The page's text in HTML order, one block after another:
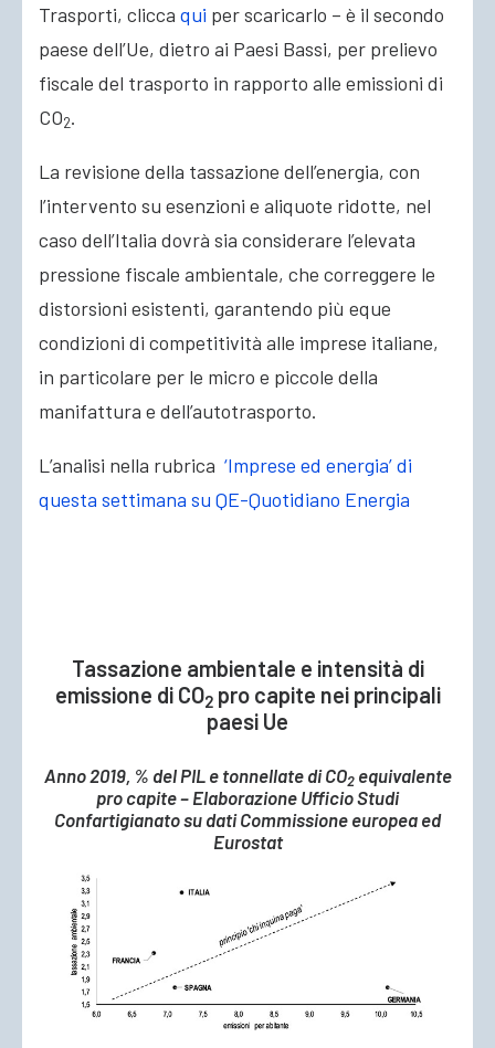
Trasporti, clicca qui per scaricarlo – è il secondo
paese dell’Ue, dietro ai Paesi Bassi, per prelievo
fiscale del trasporto in rapporto alle emissioni di
CO2.
La revisione della tassazione dell’energia, con
l’intervento su esenzioni e aliquote ridotte, nel
caso dell’Italia dovrà sia considerare l’elevata
pressione fiscale ambientale, che correggere le
distorsioni esistenti, garantendo più eque
condizioni di competitività alle imprese italiane,
in particolare per le micro e piccole della
manifattura e dell’autotrasporto.
L’analisi nella rubrica ‘Imprese ed energia’ di
questa settimana su QE-Quotidiano Energia
Tassazione ambientale e intensità di
emissione di CO2pro capite nei principali
paesi Ue
Anno 2019, % del PIL e tonnellate di CO2equivalente
pro capite – Elaborazione Ufficio Studi
Confartigianato su dati Commissione europea ed
Eurostat